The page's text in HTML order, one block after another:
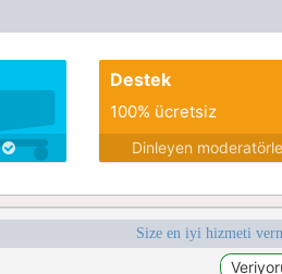
Destek
100% ücretsiz
Dinleyen
Size en iyi hizmeti